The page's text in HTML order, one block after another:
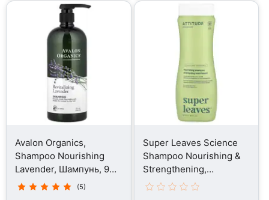
Avalon Organics,
Shampoo Nourishing
Lavender, Шампунь, 946
мл
(5)
Super Leaves Science
Shampoo Nourishing &
Strengthening,
Шампунь, 473 мл